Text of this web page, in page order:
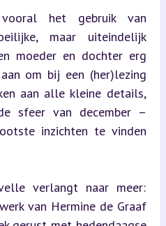
het gebruik van
maar uiteindelijk
moeder en dochter erg
om bij een (her)lezing
aan alle kleine details,
sfeer van december –
inzichten te vinden
verlangt naar meer:
van Hermine de Graaf